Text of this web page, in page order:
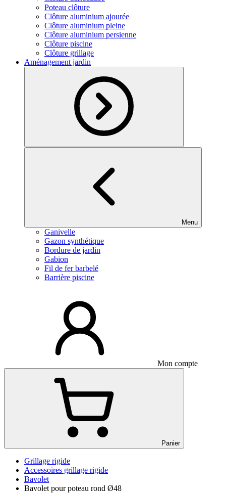
Poteau clôture
Clôture aluminium ajourée
Clôture aluminium pleine
Clôture aluminium persienne
Clôture piscine
Clôture grillage
Aménagement jardin
Menu
Ganivelle
Gazon synthétique
Bordure de jardin
Gabion
Fil de fer barbelé
Barrière piscine
Mon compte
Panier
Grillage rigide
Accessoires grillage rigide
Bavolet
Bavolet pour poteau rond Ø48